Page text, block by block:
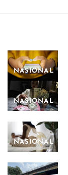
NASIONAL
NASIONAL
NASIONAL